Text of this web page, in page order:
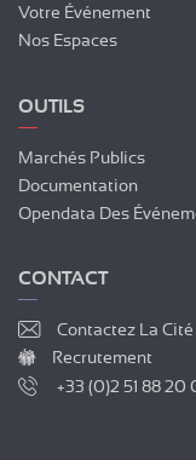
Votre Événement
Nos Espaces
OUTILS
Marchés Publics
Documentation
Opendata Des
CONTACT
Contactez La Cité
Recrutement
+33 (0)2 51 88 20